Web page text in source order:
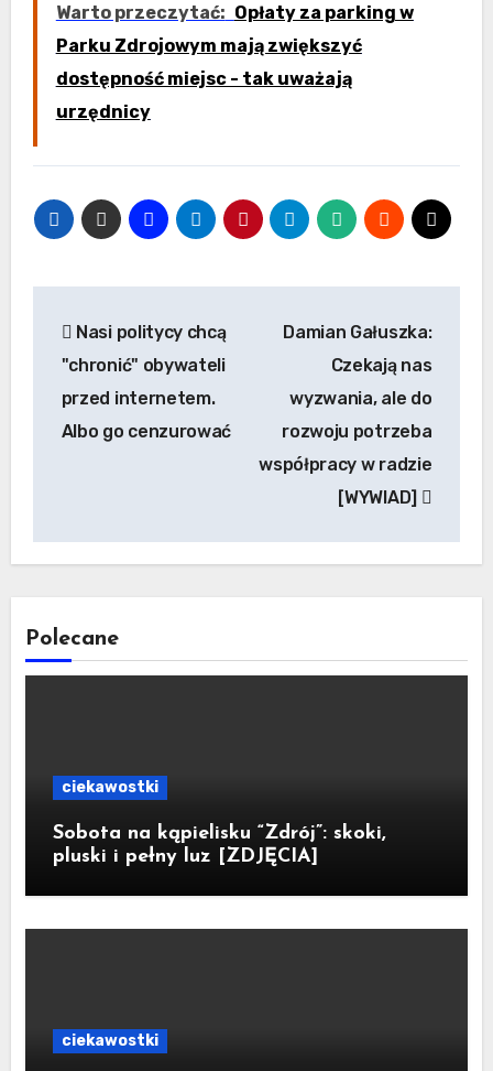
Warto przeczytać: Opłaty za parking w
Parku Zdrojowym mają zwiększyć
dostępność miejsc - tak uważają
urzędnicy
wpisu
Nasi politycy chcą
"chronić" obywateli
przed internetem.
Albo go cenzurować
Damian Gałuszka:
Czekają nas
wyzwania, ale do
rozwoju potrzeba
współpracy w radzie
[WYWIAD]
Polecane
ciekawostki
Sobota na kąpielisku “Zdrój”: skoki,
pluski i pełny luz [ZDJĘCIA]
ciekawostki